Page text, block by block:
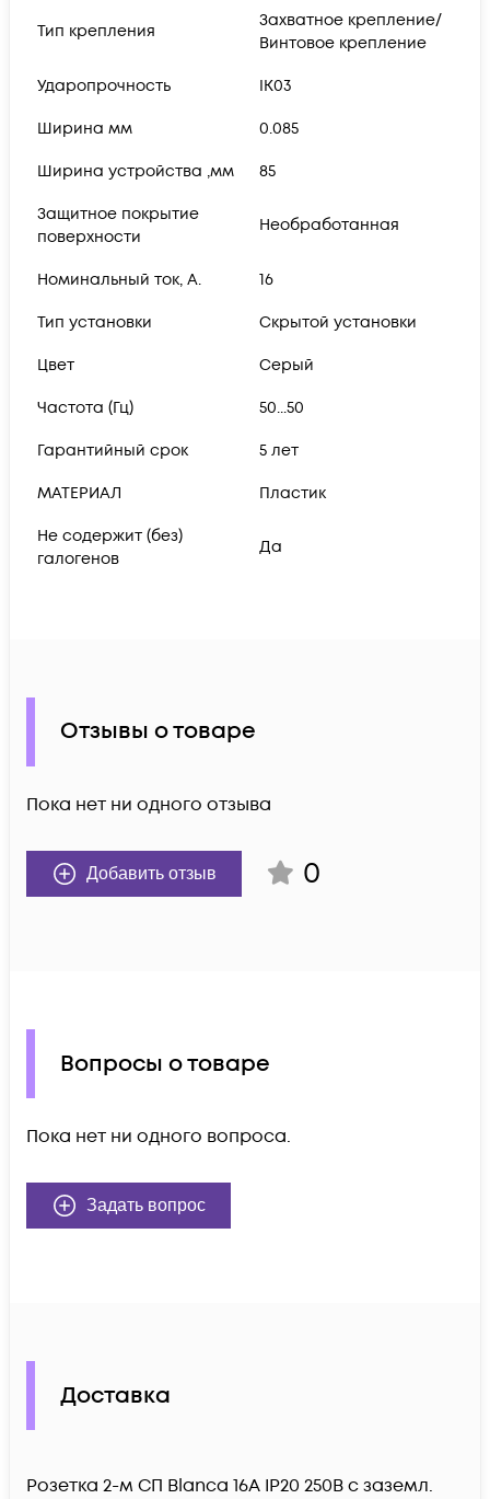
Тип крепления
Захватное крепление/
Винтовое крепление
Ударопрочность IK03
Ширина мм 0.085
Ширина устройства ,мм 85
Защитное покрытие
поверхности
Необработанная
Номинальный ток, А. 16
Тип установки Скрытой установки
Цвет Серый
Частота (Гц) 50...50
Гарантийный срок 5 лет
МАТЕРИАЛ Пластик
Не содержит (без)
галогенов
Да
Отзывы о товаре
Пока нет ни одного отзыва
Добавить отзыв 0
Вопросы о товаре
Пока нет ни одного вопроса.
Задать вопрос
Доставка
Розетка 2-м СП Blanca 16А IP20 250В с заземл.